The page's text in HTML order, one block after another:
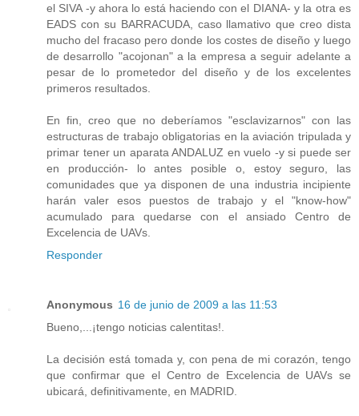
el SIVA -y ahora lo está haciendo con el DIANA- y la otra es
EADS con su BARRACUDA, caso llamativo que creo dista
mucho del fracaso pero donde los costes de diseño y luego
de desarrollo "acojonan" a la empresa a seguir adelante a
pesar de lo prometedor del diseño y de los excelentes
primeros resultados.
En fin, creo que no deberíamos "esclavizarnos" con las
estructuras de trabajo obligatorias en la aviación tripulada y
primar tener un aparata ANDALUZ en vuelo -y si puede ser
en producción- lo antes posible o, estoy seguro, las
comunidades que ya disponen de una industria incipiente
harán valer esos puestos de trabajo y el "know-how"
acumulado para quedarse con el ansiado Centro de
Excelencia de UAVs.
Responder
Anonymous 16 de junio de 2009 a las 11:53
Bueno,...¡tengo noticias calentitas!.
La decisión está tomada y, con pena de mi corazón, tengo
que confirmar que el Centro de Excelencia de UAVs se
ubicará, definitivamente, en MADRID.